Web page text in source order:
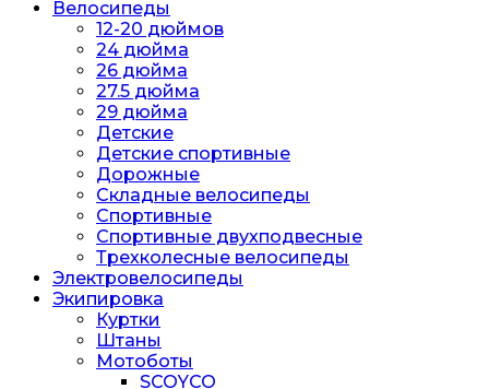
Велосипеды
12-20 дюймов
24 дюйма
26 дюйма
27.5 дюйма
29 дюйма
Детские
Детские спортивные
Дорожные
Складные велосипеды
Спортивные
Спортивные двухподвесные
Трехколесные велосипеды
Электровелосипеды
Экипировка
Куртки
Штаны
Мотоботы
SCOYCO